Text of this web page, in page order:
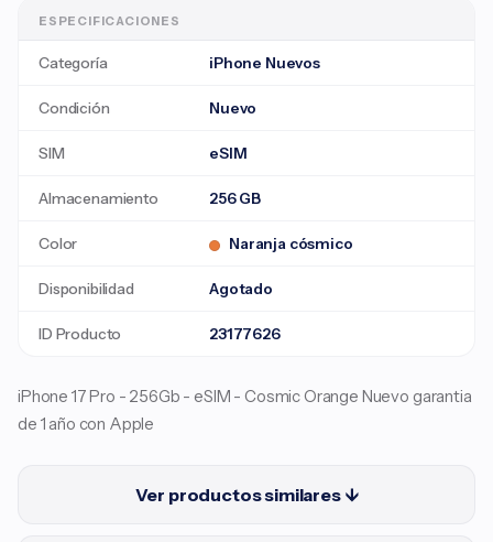
ESPECIFICACIONES
Categoría iPhone Nuevos
Condición Nuevo
SIM eSIM
Almacenamiento 256 GB
Color Naranja cósmico
Disponibilidad Agotado
ID Producto 23177626
iPhone 17 Pro - 256Gb - eSIM - Cosmic Orange Nuevo garantia
de 1 año con Apple
Ver productos similares ↓